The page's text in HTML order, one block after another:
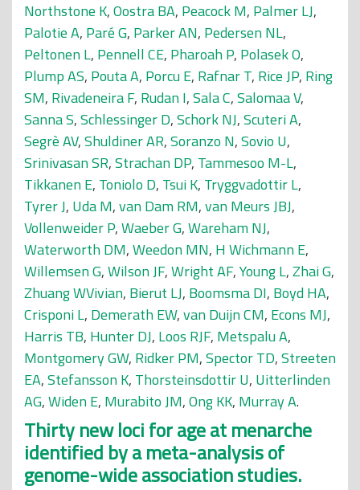
Northstone K,Oostra BA, Peacock M, Palmer LJ,
Palotie A, Paré G, Parker AN, Pedersen NL,
Peltonen L, Pennell CE, Pharoah P, Polasek O,
Plump AS, Pouta A, Porcu E, Rafnar T, Rice JP, Ring
SM, Rivadeneira F, Rudan I,Sala C,Salomaa V,
Sanna S,Schlessinger D,Schork NJ,Scuteri A,
Segrè AV,Shuldiner AR,Soranzo N,Sovio U,
Srinivasan SR,Strachan DP, Tammesoo M-L,
Tikkanen E, Toniolo D, Tsui K, Tryggvadottir L,
Tyrer J, Uda M,van Dam RM,van Meurs JBJ,
Vollenweider P,Waeber G,Wareham NJ,
Waterworth DM,Weedon MN, H Wichmann E,
Willemsen G,Wilson JF,Wright AF,Young L,Zhai G,
Zhuang WVivian, Bierut LJ, Boomsma DI, Boyd HA,
Crisponi L, Demerath EW,van Duijn CM, Econs MJ,
Harris TB, Hunter DJ, Loos RJF, Metspalu A,
Montgomery GW, Ridker PM,Spector TD,Streeten
EA,Stefansson K, Thorsteinsdottir U, Uitterlinden
AG,Widen E, Murabito JM,Ong KK, Murray A.
Thirty new loci for age at menarche
identified by a meta-analysis of
genome-wide association studies.